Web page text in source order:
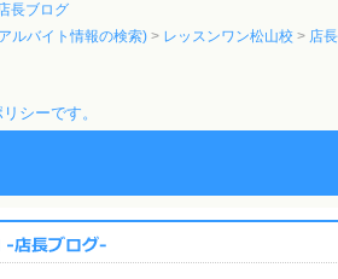
長ブログ
ルバイト情報の検索) レッスンワン松山校 店
シーです。